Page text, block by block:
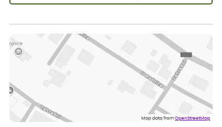
Měla jsem pouze 1objednavku a zatím jsem spokojená se
sazenicemi
Miroslava
Rostliny byly v pořádku, dobře zabalené, celková spokojenost.
Doporučuji :). Spokojenost, stromky v pěkném stavu. Jediné, co
my chybělo, bylo komunikování nedostupného zboží před
Map data fromOpenStreetMap